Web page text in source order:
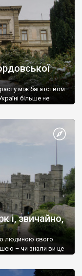
між багатством
більше не
і, звичайно,
людиною свого
– чи знали ви це